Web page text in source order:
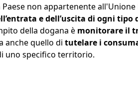
Paese non appartenente
e dell’uscita di ogni tipo
della dogana è monitorare il
anche quello di tutelare i
uno specifico territorio.